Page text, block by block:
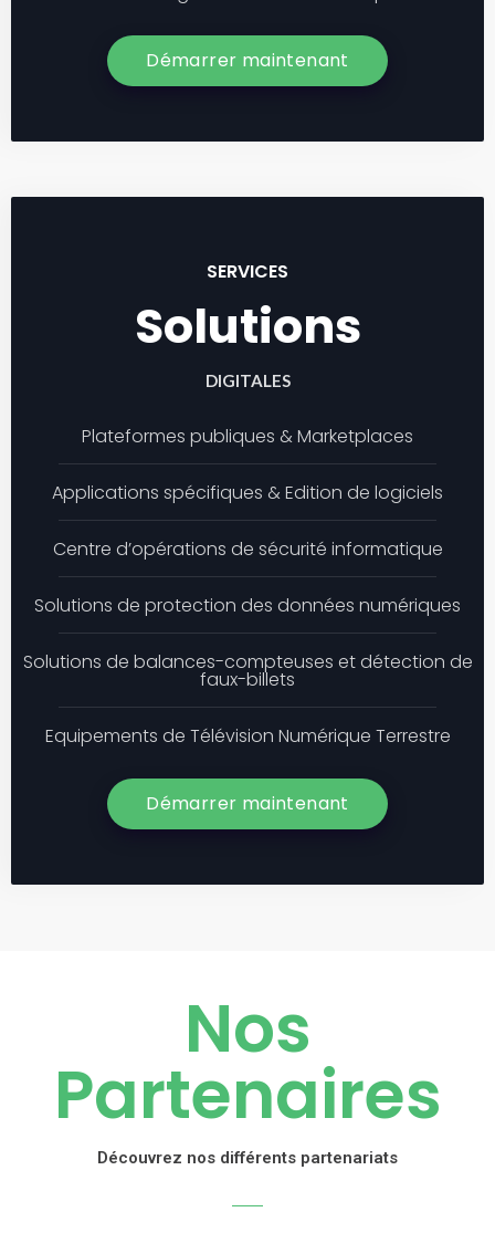
Démarrer maintenant
SERVICES
Solutions
DIGITALES
Plateformes publiques & Marketplaces
Applications spécifiques & Edition de logiciels
Centre d’opérations de sécurité informatique
Solutions de protection des données numériques
Solutions de balances-compteuses et détection de
faux-billets
Equipements de Télévision Numérique Terrestre
Démarrer maintenant
Nos
Partenaires
Découvrez nos différents partenariats